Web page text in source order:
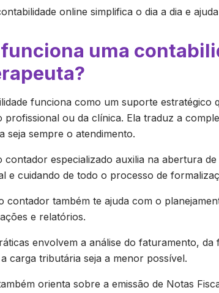
online simplifica o dia a dia e
uma
funciona como um suporte estratégico
profissional ou da clínica. Ela traduz a
seja sempre o atendimento.
contador especializado auxilia na abertura
e cuidando de todo o processo de
contador também te ajuda com o
e relatórios.
envolvem a análise do faturamento, da
carga tributária seja a menor possível.
orienta sobre a emissão de Notas